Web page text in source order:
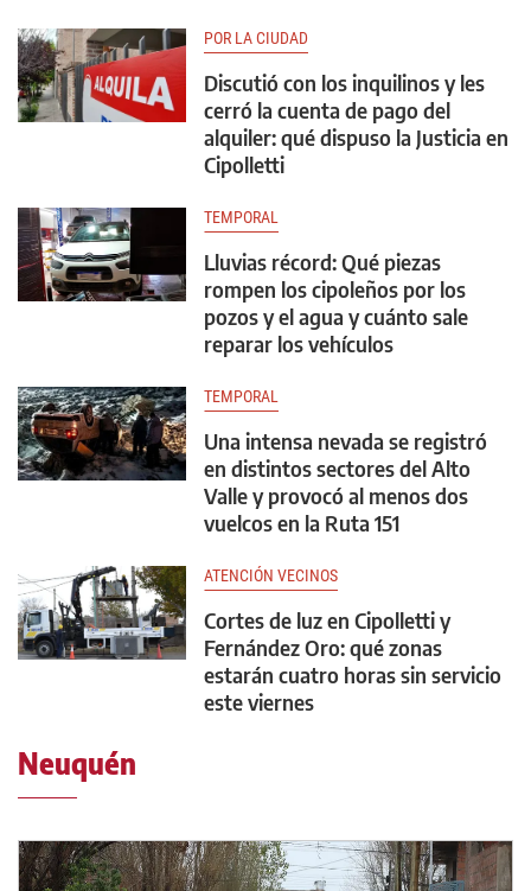
POR LA CIUDAD
Discutió con los inquilinos y les
cerró la cuenta de pago del
alquiler: qué dispuso la Justicia en
Cipolletti
TEMPORAL
Lluvias récord: Qué piezas
rompen los cipoleños por los
pozos y el agua y cuánto sale
reparar los vehículos
TEMPORAL
Una intensa nevada se registró
en distintos sectores del Alto
Valle y provocó al menos dos
vuelcos en la Ruta 151
ATENCIÓN VECINOS
Cortes de luz en Cipolletti y
Fernández Oro: qué zonas
estarán cuatro horas sin servicio
este viernes
Neuquén